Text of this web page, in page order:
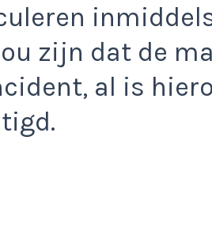
zijn dat de
al is